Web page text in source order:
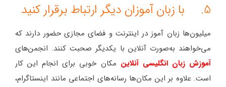
5. با زبان آموزان دیگر ارتباط برقرار کنید
میلیون‌ها زبان آموز در اینترنت و فضای مجازی حضور دارند که
می‌خواهند به‌صورت آنلاین با یکدیگر صحبت کنند. انجمن‌های
آموزش زبان انگلیسی آنلاین مکان خوبی برای انجام این کار
است. علاوه بر این مکان‌ها رسانه‌های اجتماعی مانند اینستاگرام،